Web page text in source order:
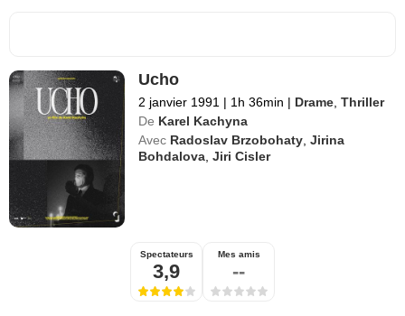
Ucho
2 janvier 1991 | 1h 36min | Drame, Thriller
De Karel Kachyna
Avec Radoslav Brzobohaty,Jirina
Bohdalova,Jiri Cisler
Spectateurs
3,9
Mes amis
--